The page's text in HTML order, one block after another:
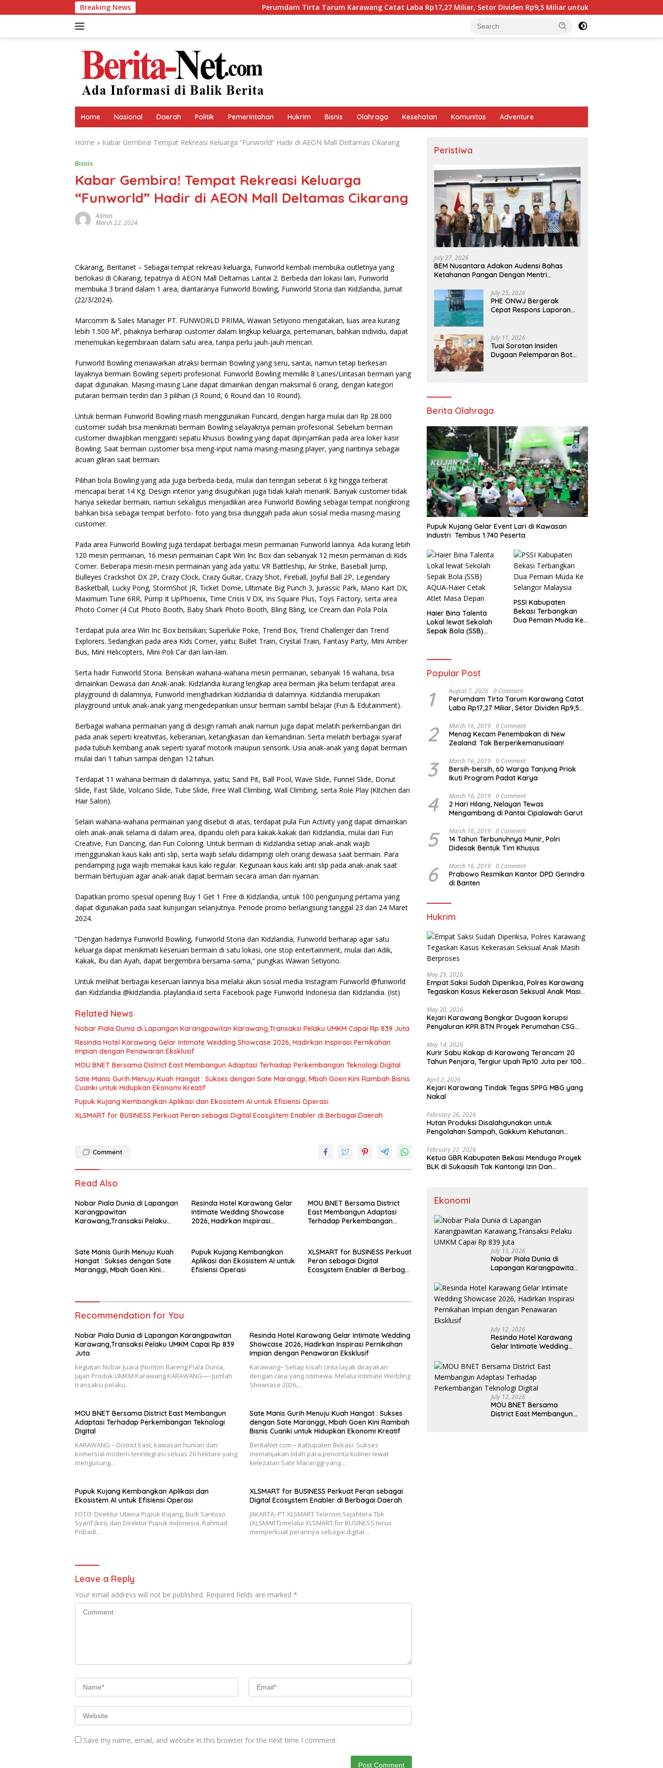
to
Breaking News Perumdam Tirta Tarum Karawang Catat Laba Rp17,27 Miliar, Setor Dividen Rp9,5 Miliar untuk PAD
Home Nasional Daerah Politik Pemerintahan Hukrim Bisnis Olahraga Kesehatan Komunitas Adventure
Home » Kabar Gembira! Tempat Rekreasi Keluarga “Funworld” Hadir di AEON Mall Deltamas Cikarang
Bisnis
Kabar Gembira! Tempat Rekreasi Keluarga
“Funworld” Hadir di AEON Mall Deltamas Cikarang
Admin
March 22, 2024
Cikarang, Beritanet – Sebagai tempat rekreasi keluarga, Funworld kembali membuka outletnya yang
berlokasi di Cikarang, tepatnya di AEON Mall Deltamas Lantai 2. Berbeda dari lokasi lain, Funworld
membuka 3 brand dalam 1 area, diantaranya Funworld Bowling, Funworld Storia dan Kidzlandia, Jumat
(22/3/2024).
Marcomm & Sales Manager PT. FUNWORLD PRIMA, Wawan Setiyono mengatakan, luas area kurang
lebih 1.500 M², pihaknya berharap customer dalam lingkup keluarga, pertemanan, bahkan individu, dapat
menemukan kegembiraan dalam satu area, tanpa perlu jauh-jauh mencari.
Funworld Bowling menawarkan atraksi bermain Bowling yang seru, santai, namun tetap berkesan
layaknya bermain Bowling seperti profesional. Funworld Bowling memiliki 8 Lanes/Lintasan bermain yang
dapat digunakan. Masing-masing Lane dapat dimainkan dengan maksimal 6 orang, dengan kategori
putaran bermain terdiri dari 3 pilihan (3 Round, 6 Round dan 10 Round).
Untuk bermain Funworld Bowling masih menggunakan Funcard, dengan harga mulai dari Rp 28.000
customer sudah bisa menikmati bermain Bowling selayaknya pemain profesional. Sebelum bermain
customer diwajibkan mengganti sepatu khusus Bowling yang dapat dipinjamkan pada area loker kasir
Bowling. Saat bermain customer bisa meng-input nama masing-masing player, yang nantinya sebagai
acuan giliran saat bermain.
Pilihan bola Bowling yang ada juga berbeda-beda, mulai dari teringan seberat 6 kg hingga terberat
mencapai berat 14 Kg. Design interior yang disuguhkan juga tidak kalah menarik. Banyak customer tidak
hanya sekedar bermain, namun sekaligus menjadikan area Funworld Bowling sebagai tempat nongkrong
bahkan bisa sebagai tempat berfoto- foto yang bisa diunggah pada akun sosial media masing-masing
customer.
Pada area Funworld Bowling juga terdapat berbagai mesin permainan Funworld lainnya. Ada kurang lebih
120 mesin permainan, 16 mesin permainan Capit Win Inc Box dan sebanyak 12 mesin permainan di Kids
Corner. Beberapa mesin-mesin permainan yang ada yaitu; VR Battleship, Air Strike, Baseball Jump,
Bulleyes Crackshot DX 2P, Crazy Clock, Crazy Guitar, Crazy Shot, Fireball, Joyful Ball 2P, Legendary
Basketball, Lucky Pong, StormShot JR, Ticket Dome, Ultimate Big Punch 3, Jurassic Park, Mario Kart DX,
Maximum Tune 6RR, Pump It UpPhoenix, Time Crisis V DX, Ins Square Plus, Toys Factory, serta area
Photo Corner (4 Cut Photo Booth, Baby Shark Photo Booth, Bling Bling, Ice Cream dan Pola Pola.
Terdapat pula area Win Inc Box berisikan; Superluke Poke, Trend Box, Trend Challenger dan Trend
Explorers. Sedangkan pada area Kids Corner, yaitu; Bullet Train, Crystal Train, Fantasy Party, Mini Amber
Bus, Mini Helicopters, Mini Poli Car dan lain-lain.
Serta hadir Funworld Storia. Berisikan wahana-wahana mesin permainan, sebanyak 16 wahana, bisa
dimainkan Dewasa dan Anak-anak. Kidzlandia kurang lengkap area bermain jika belum terdapat area
playground di dalamnya, Funworld menghadirkan Kidzlandia di dalamnya. Kidzlandia merupakan
playground untuk anak-anak yang mengedepankan unsur bermain sambil belajar (Fun & Edutainment).
Berbagai wahana permainan yang di design ramah anak namun juga dapat melatih perkembangan diri
pada anak seperti kreativitas, keberanian, ketangkasan dan kemandirian. Serta melatih berbagai syaraf
pada tubuh kembang anak seperti syaraf motorik maupun sensorik. Usia anak-anak yang dapat bermain
mulai dari 1 tahun sampai dengan 12 tahun.
Terdapat 11 wahana bermain di dalamnya, yaitu; Sand Pit, Ball Pool, Wave Slide, Funnel Slide, Donut
Slide, Fast Slide, Volcano Slide, Tube Slide, Free Wall Climbing, Wall Climbing, serta Role Play (Kitchen dan
Hair Salon).
Selain wahana-wahana permainan yang disebut di atas, terdapat pula Fun Activity yang dapat dimainkan
oleh anak-anak selama di dalam area, dipandu oleh para kakak-kakak dari Kidzlandia, mulai dari Fun
Creative, Fun Dancing, dan Fun Coloring. Untuk bermain di Kidzlandia setiap anak-anak wajib
menggunakan kaus kaki anti slip, serta wajib selalu didampingi oleh orang dewasa saat bermain. Para
pendamping juga wajib memakai kaus kaki regular. Kegunaan kaus kaki anti slip pada anak-anak saat
bermain bertujuan agar anak-anak dapat bermain secara aman dan nyaman.
Dapatkan promo spesial opening Buy 1 Get 1 Free di Kidzlandia, untuk 100 pengunjung pertama yang
dapat digunakan pada saat kunjungan selanjutnya. Periode promo berlangsung tanggal 23 dan 24 Maret
2024.
“Dengan hadirnya Funworld Bowling, Funworld Storia dan Kidzlandia, Funworld berharap agar satu
keluarga dapat menikmati keseruan bermain di satu lokasi, one stop entertainment, mulai dari Adik,
Kakak, Ibu dan Ayah, dapat bergembira bersama-sama,” pungkas Wawan Setiyono.
Untuk melihat berbagai keseruan lainnya bisa melalui akun sosial media Instagram Funworld @funworld
dan Kidzlandia @kidzlandia. playlandia.id serta Facebook page Funworld Indonesia dan Kidzlandia. (Ist)
Related News
Nobar Piala Dunia di Lapangan Karangpawitan Karawang,Transaksi Pelaku UMKM Capai Rp 839 Juta
Resinda Hotel Karawang Gelar Intimate Wedding Showcase 2026, Hadirkan Inspirasi Pernikahan
Impian dengan Penawaran Eksklusif
MOU BNET Bersama District East Membangun Adaptasi Terhadap Perkembangan Teknologi Digital
Sate Manis Gurih Menuju Kuah Hangat : Sukses dengan Sate Maranggi, Mbah Goen Kini Rambah Bisnis
Cuanki untuk Hidupkan Ekonomi Kreatif
Pupuk Kujang Kembangkan Aplikasi dan Ekosistem AI untuk Efisiensi Operasi
Comment
Read Also
Nobar Piala Dunia di Lapangan
Karangpawitan
Karawang,Transaksi Pelaku
Resinda Hotel Karawang Gelar
Intimate Wedding Showcase
2026, Hadirkan Inspirasi
MOU BNET Bersama District
East Membangun Adaptasi
Terhadap Perkembangan
Sate Manis Gurih Menuju Kuah
Hangat : Sukses dengan Sate
Maranggi, Mbah Goen Kini
Pupuk Kujang Kembangkan
Aplikasi dan Ekosistem AI untuk
Efisiensi Operasi
XLSMART for BUSINESS Perkuat
Peran sebagai Digital
Ecosystem Enabler di Berbagai
Recommendation for You
Nobar Piala Dunia di Lapangan Karangpawitan
Karawang,Transaksi Pelaku UMKM Capai Rp 839
Juta
kegiatan Nobar Juara (Nonton Bareng Piala Dunia,
Jajan Produk UMKM Karawang KARAWANG—- Jumlah
transaksi pelaku…
Resinda Hotel Karawang Gelar Intimate Wedding
Showcase 2026, Hadirkan Inspirasi Pernikahan
Impian dengan Penawaran Eksklusif
Karawang– Setiap kisah cinta layak dirayakan
dengan cara yang istimewa. Melalui Intimate Wedding
Showcase 2026,…
MOU BNET Bersama District East Membangun
Adaptasi Terhadap Perkembangan Teknologi
Digital
KARAWANG – District East, kawasan hunian dan
komersial modern terintegrasi seluas 26 hektare yang
mengusung…
Sate Manis Gurih Menuju Kuah Hangat : Sukses
dengan Sate Maranggi, Mbah Goen Kini Rambah
Bisnis Cuanki untuk Hidupkan Ekonomi Kreatif
BeritaNet.com – Kabupaten Bekasi. Sukses
memanjakan lidah para pencinta kuliner lewat
kelezatan Sate Maranggi yang…
Pupuk Kujang Kembangkan Aplikasi dan
Ekosistem AI untuk Efisiensi Operasi
FOTO: Direktur Utama Pupuk Kujang, Budi Santoso
Syarif (kiri), dan Direktur Pupuk Indonesia, Rahmad
Pribadi…
XLSMART for BUSINESS Perkuat Peran sebagai
JAKARTA,-PT XLSMART Telecom Sejahtera Tbk
(XLSMART) melalui XLSMART for BUSINESS terus
memperkuat perannya sebagai digital…
Leave a Reply
Your email address will not be published. Required fields are marked *
Save my name, email, and website in this browser for the next time I comment.
Peristiwa
July 27, 2026
BEM Nusantara Adakan Audensi Bahas
Ketahanan Pangan Dengan Mentri
July 25, 2026
PHE ONWJ Bergerak
Cepat Respons Laporan
July 11, 2026
Tuai Sorotan Insiden
Dugaan Pelemparan Botol
Berita Olahraga
Pupuk Kujang Gelar Event Lari di Kawasan
Industri Tembus 1.740 Peserta
Haier Bina Talenta
Lokal lewat Sekolah
Sepak Bola (SSB)
PSSI Kabupaten
Bekasi Terbangkan
Dua Pemain Muda Ke
Popular Post
1 August 7, 2026 0 Comment
Perumdam Tirta Tarum Karawang Catat
Laba Rp17,27 Miliar, Setor Dividen Rp9,5
2 March 16, 2019 0 Comment
Menag Kecam Penembakan di New
Zealand: Tak Berperikemanusiaan!
3 March 16, 2019 0 Comment
Bersih-bersih, 60 Warga Tanjung Priok
Ikuti Program Padat Karya
4 March 16, 2019 0 Comment
2 Hari Hilang, Nelayan Tewas
Mengambang di Pantai Cipalawah Garut
5 March 16, 2019 0 Comment
14 Tahun Terbunuhnya Munir, Polri
Didesak Bentuk Tim Khusus
6 March 16, 2019 0 Comment
Prabowo Resmikan Kantor DPD Gerindra
di Banten
Hukrim
May 29, 2026
Empat Saksi Sudah Diperiksa, Polres Karawang
Tegaskan Kasus Kekerasan Seksual Anak Masih
May 20, 2026
Kejari Karawang Bongkar Dugaan korupsi
Penyaluran KPR BTN Proyek Perumahan CSG
May 14, 2026
Kurir Sabu Kakap di Karawang Terancam 20
Tahun Penjara, Tergiur Upah Rp10 Juta per 100
April 2, 2026
Kejari Karawang Tindak Tegas SPPG MBG yang
Nakal
February 26, 2026
Hutan Produksi Disalahgunakan untuk
Pengolahan Sampah, Gakkum Kehutanan
February 22, 2026
Ketua GBR Kabupaten Bekasi Menduga Proyek
BLK di Sukaasih Tak Kantongi Izin Dan
Ekonomi
July 15, 2026
Nobar Piala Dunia di
Lapangan Karangpawitan
Pelaku UMKM Capai Rp 839
July 12, 2026
Resinda Hotel Karawang
Gelar Intimate Wedding
Inspirasi Pernikahan
Impian dengan Penawaran
Eksklusif
July 12, 2026
MOU BNET Bersama
District East Membangun